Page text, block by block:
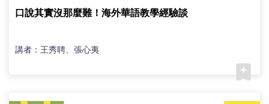
會口說其實沒那麼難！海外華語教學經驗談
講者：王秀聘、張心夷